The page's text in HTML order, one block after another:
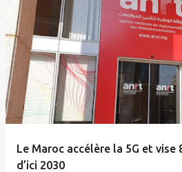
Le Maroc accélère la 5G et vise
d’ici 2030